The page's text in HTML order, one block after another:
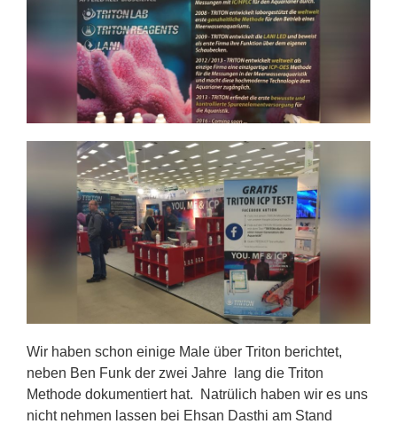
Wir haben schon einige Male über Triton berichtet,
neben Ben Funk der zwei Jahre lang die Triton
Methode dokumentiert hat. Natrülich haben wir es uns
nicht nehmen lassen bei Ehsan Dasthi am Stand